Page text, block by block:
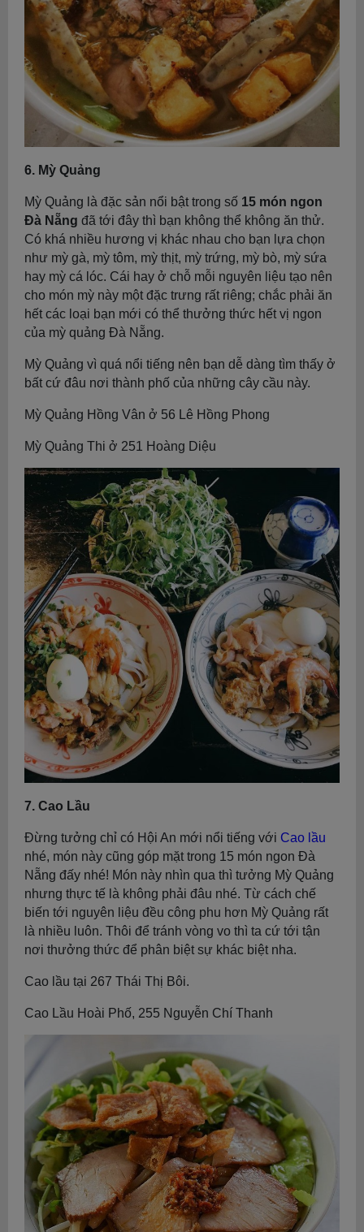
6. Mỳ Quảng
Mỳ Quảng là đặc sản nổi bật trong số 15 món ngon
Đà Nẵng đã tới đây thì bạn không thể không ăn thử.
Có khá nhiều hương vị khác nhau cho bạn lựa chọn
như mỳ gà, mỳ tôm, mỳ thịt, mỳ trứng, mỳ bò, mỳ sứa
hay mỳ cá lóc. Cái hay ở chỗ mỗi nguyên liệu tạo nên
cho món mỳ này một đặc trưng rất riêng; chắc phải ăn
hết các loại bạn mới có thể thưởng thức hết vị ngon
của mỳ quảng Đà Nẵng.
Mỳ Quảng vì quá nổi tiếng nên bạn dễ dàng tìm thấy ở
bất cứ đâu nơi thành phố của những cây cầu này.
Mỳ Quảng Hồng Vân ở 56 Lê Hồng Phong
Mỳ Quảng Thi ở 251 Hoàng Diệu
7. Cao Lầu
Đừng tưởng chỉ có Hội An mới nổi tiếng với Cao lầu
nhé, món này cũng góp mặt trong 15 món ngon Đà
Nẵng đấy nhé! Món này nhìn qua thì tưởng Mỳ Quảng
nhưng thực tế là không phải đâu nhé. Từ cách chế
biến tới nguyên liệu đều công phu hơn Mỳ Quảng rất
là nhiều luôn. Thôi để tránh vòng vo thì ta cứ tới tận
nơi thưởng thức để phân biệt sự khác biệt nha.
Cao lầu tại 267 Thái Thị Bôi.
Cao Lầu Hoài Phố, 255 Nguyễn Chí Thanh